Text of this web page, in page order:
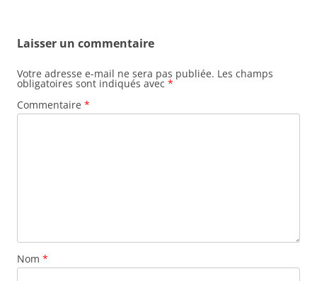
Laisser un commentaire
Votre adresse e-mail ne sera pas publiée. Les champs
obligatoires sont indiqués avec *
Commentaire *
Nom *